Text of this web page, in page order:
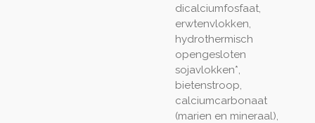
dicalciumfosfaat,
erwtenvlokken,
hydrothermisch
opengesloten
sojavlokken*,
bietenstroop,
calciumcarbonaat
(marien en mineraal),